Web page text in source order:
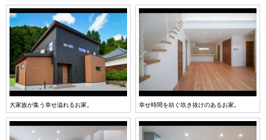
大家族が集う幸せ溢れるお家。 幸せ時間を紡ぐ吹き抜けのあるお家。